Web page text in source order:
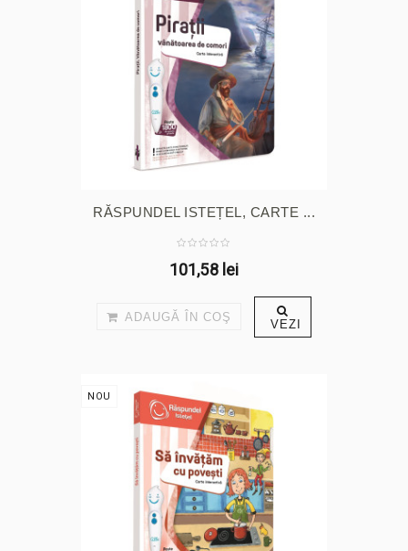
RĂSPUNDEL ISTEȚEL, CARTE ...
101,58 lei
ADAUGĂ ÎN COŞ VEZI
NOU